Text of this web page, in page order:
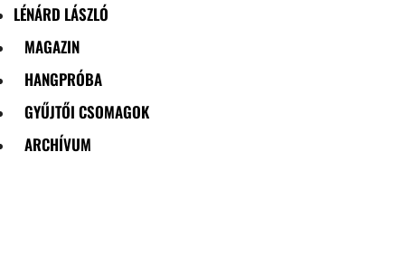
LÉNÁRD LÁSZLÓ
MAGAZIN
HANGPRÓBA
GYŰJTŐI CSOMAGOK
ARCHÍVUM